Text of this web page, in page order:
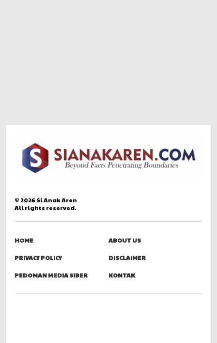
© 2026Si Anak Aren
All rights reserved.
HOME ABOUT US
PRIVACY POLICY DISCLAIMER
PEDOMAN MEDIA SIBER KONTAK